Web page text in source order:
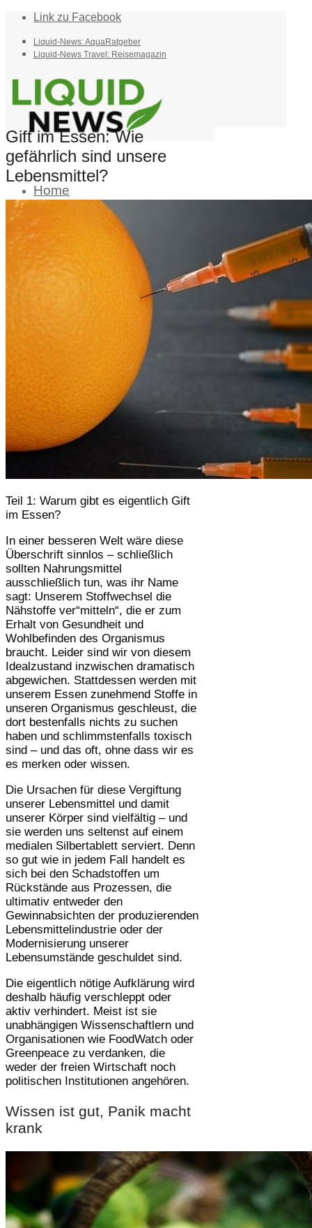
Link zu Facebook
Liquid-News: AquaRatgeber
Liquid-News Travel: Reisemagazin
Home
Suche
Menü Menü
Gift im Essen: Wie
gefährlich sind unsere
Lebensmittel?
Teil 1: Warum gibt es eigentlich Gift
im Essen?
In einer besseren Welt wäre diese
Überschrift sinnlos – schließlich
sollten Nahrungsmittel
ausschließlich tun, was ihr Name
sagt: Unserem Stoffwechsel die
Nähstoffe ver“mitteln“, die er zum
Erhalt von Gesundheit und
Wohlbefinden des Organismus
braucht. Leider sind wir von diesem
Idealzustand inzwischen dramatisch
abgewichen. Stattdessen werden mit
unserem Essen zunehmend Stoffe in
unseren Organismus geschleust, die
dort bestenfalls nichts zu suchen
haben und schlimmstenfalls toxisch
sind – und das oft, ohne dass wir es
es merken oder wissen.
Die Ursachen für diese Vergiftung
unserer Lebensmittel und damit
unserer Körper sind vielfältig – und
sie werden uns seltenst auf einem
medialen Silbertablett serviert. Denn
so gut wie in jedem Fall handelt es
sich bei den Schadstoffen um
Rückstände aus Prozessen, die
ultimativ entweder den
Gewinnabsichten der produzierenden
Lebensmittelindustrie oder der
Modernisierung unserer
Lebensumstände geschuldet sind.
Die eigentlich nötige Aufklärung wird
deshalb häufig verschleppt oder
aktiv verhindert. Meist ist sie
unabhängigen Wissenschaftlern und
Organisationen wie FoodWatch oder
Greenpeace zu verdanken, die
weder der freien Wirtschaft noch
politischen Institutionen angehören.
Wissen ist gut, Panik macht
krank